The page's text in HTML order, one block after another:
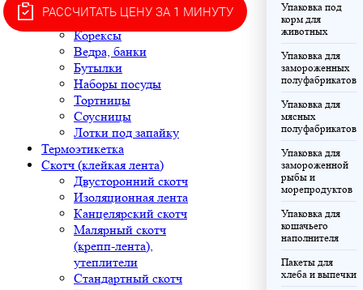
питания
Корексы
Ведра, банки
Бутылки
Наборы посуды
Тортницы
Соусницы
Лотки под запайку
Термоэтикетка
Скотч (клейкая лента)
Двусторонний скотч
Изоляционная лента
Канцелярский скотч
Малярный скотч
(крепп-лента),
утеплители
Стандартный скотч
Упаковка под
корм для
животных
Упаковка для
замороженных
полуфабрикатов
Упаковка для
мясных
полуфабрикатов
Упаковка для
замороженной
рыбы и
морепродуктов
Упаковка для
кошачьего
наполнителя
Пакеты для
хлеба и выпечки
РАССЧИТАТЬ ЦЕНУ ЗА 1 МИНУТУ